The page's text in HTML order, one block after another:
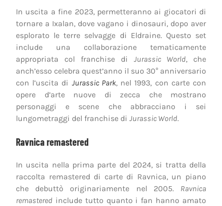
In uscita a fine 2023, permetteranno ai giocatori di
tornare a Ixalan, dove vagano i dinosauri, dopo aver
esplorato le terre selvagge di Eldraine. Questo set
include una collaborazione tematicamente
appropriata col franchise di Jurassic World, che
anch’esso celebra quest’anno il suo 30° anniversario
con l’uscita di Jurassic Park, nel 1993, con carte con
opere d’arte nuove di zecca che mostrano
personaggi e scene che abbracciano i sei
lungometraggi del franchise di Jurassic World.
Ravnica remastered
In uscita nella prima parte del 2024, si tratta della
raccolta remastered di carte di Ravnica, un piano
che debuttò originariamente nel 2005. Ravnica
remastered include tutto quanto i fan hanno amato